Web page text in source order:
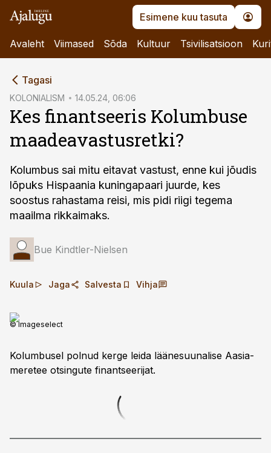
Esimene kuu tasuta
Avaleht Viimased Sõda Kultuur Tsivilisatsioon
Tagasi
KOLONIALISM 14.05.24, 06:06
Kes finantseeris Kolumbuse
maadeavastusretki?
Kolumbus sai mitu eitavat vastust, enne kui jõudis
lõpuks Hispaania kuningapaari juurde, kes
soostus rahastama reisi, mis pidi riigi tegema
maailma rikkaimaks.
Bue Kindtler-Nielsen
Kuula Jaga Salvesta Vihja
© Imageselect
Kolumbusel polnud kerge leida lääne­suunalise Aasia-
meretee otsingute finantseerijat.